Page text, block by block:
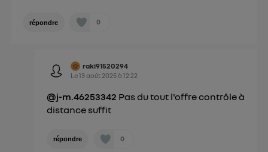
répondre 0
raki91520294
Le13 août 2025à12:22
@j-m.46253342 Pas du tout l'offre contrôle à
distance suffit
répondre 0